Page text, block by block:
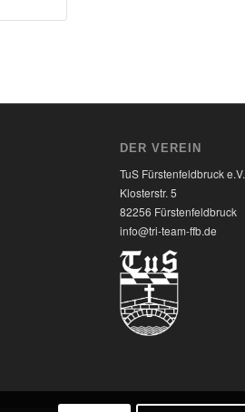
DER VEREIN
TuS Fürstenfeldbruck e.V.
Klosterstr. 5
82256 Fürstenfeldbruck
info@tri-team-ffb.de